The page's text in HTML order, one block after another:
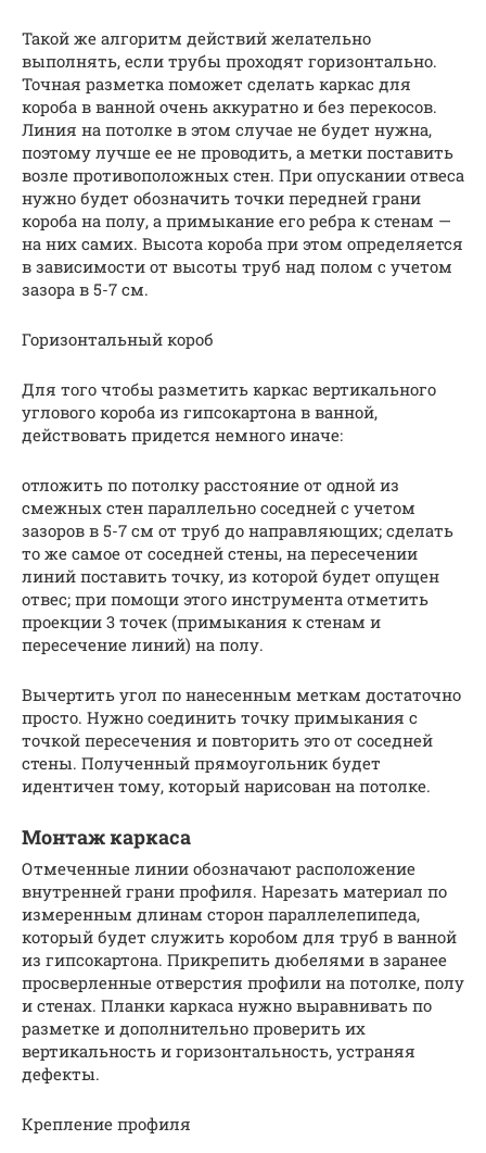
Такой же алгоритм действий желательно
выполнять, если трубы проходят горизонтально.
Точная разметка поможет сделать каркас для
короба в ванной очень аккуратно и без перекосов.
Линия на потолке в этом случае не будет нужна,
поэтому лучше ее не проводить, а метки поставить
возле противоположных стен. При опускании отвеса
нужно будет обозначить точки передней грани
короба на полу, а примыкание его ребра к стенам —
на них самих. Высота короба при этом определяется
в зависимости от высоты труб над полом с учетом
зазора в 5-7 см.
Горизонтальный короб
Для того чтобы разметить каркас вертикального
углового короба из гипсокартона в ванной,
действовать придется немного иначе:
отложить по потолку расстояние от одной из
смежных стен параллельно соседней с учетом
зазоров в 5-7 см от труб до направляющих; сделать
то же самое от соседней стены, на пересечении
линий поставить точку, из которой будет опущен
отвес; при помощи этого инструмента отметить
проекции 3 точек (примыкания к стенам и
пересечение линий) на полу.
Вычертить угол по нанесенным меткам достаточно
просто. Нужно соединить точку примыкания с
точкой пересечения и повторить это от соседней
стены. Полученный прямоугольник будет
идентичен тому, который нарисован на потолке.
Монтаж каркаса
Отмеченные линии обозначают расположение
внутренней грани профиля. Нарезать материал по
измеренным длинам сторон параллелепипеда,
который будет служить коробом для труб в ванной
из гипсокартона. Прикрепить дюбелями в заранее
просверленные отверстия профили на потолке, полу
и стенах. Планки каркаса нужно выравнивать по
разметке и дополнительно проверить их
вертикальность и горизонтальность, устраняя
дефекты.
Крепление профиля